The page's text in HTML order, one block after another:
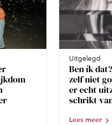
Uitgelegd
Ben ík
zelf niet
er echt
schrikt
Lees meer